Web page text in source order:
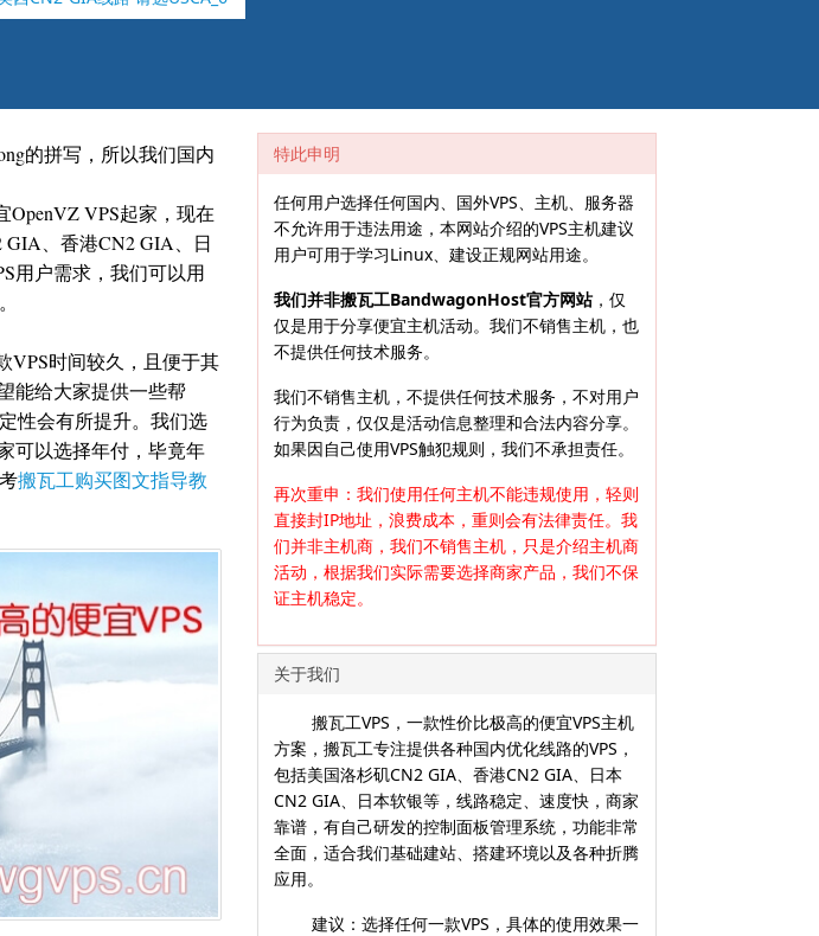
的拼写，所以我们国内
VPS起家，现在
、香港CN2 GIA、日
用户需求，我们可以用
VPS时间较久，且便于其
能给大家提供一些帮
性会有所提升。我们选
可以选择年付，毕竟年
搬瓦工购买图文指导教
特此申明
任何用户选择任何国内、国外VPS、主机、服务器
不允许用于违法用途，本网站介绍的VPS主机建议
用户可用于学习Linux、建设正规网站用途。
我们并非搬瓦工BandwagonHost官方网站，仅
仅是用于分享便宜主机活动。我们不销售主机，也
不提供任何技术服务。
我们不销售主机，不提供任何技术服务，不对用户
行为负责，仅仅是活动信息整理和合法内容分享。
如果因自己使用VPS触犯规则，我们不承担责任。
再次重申：我们使用任何主机不能违规使用，轻则
直接封IP地址，浪费成本，重则会有法律责任。我
们并非主机商，我们不销售主机，只是介绍主机商
活动，根据我们实际需要选择商家产品，我们不保
证主机稳定。
关于我们
搬瓦工VPS，一款性价比极高的便宜VPS主机
方案，搬瓦工专注提供各种国内优化线路的VPS，
包括美国洛杉矶CN2 GIA、香港CN2 GIA、日本
CN2 GIA、日本软银等，线路稳定、速度快，商家
靠谱，有自己研发的控制面板管理系统，功能非常
全面，适合我们基础建站、搭建环境以及各种折腾
应用。
建议：选择任何一款VPS，具体的使用效果一